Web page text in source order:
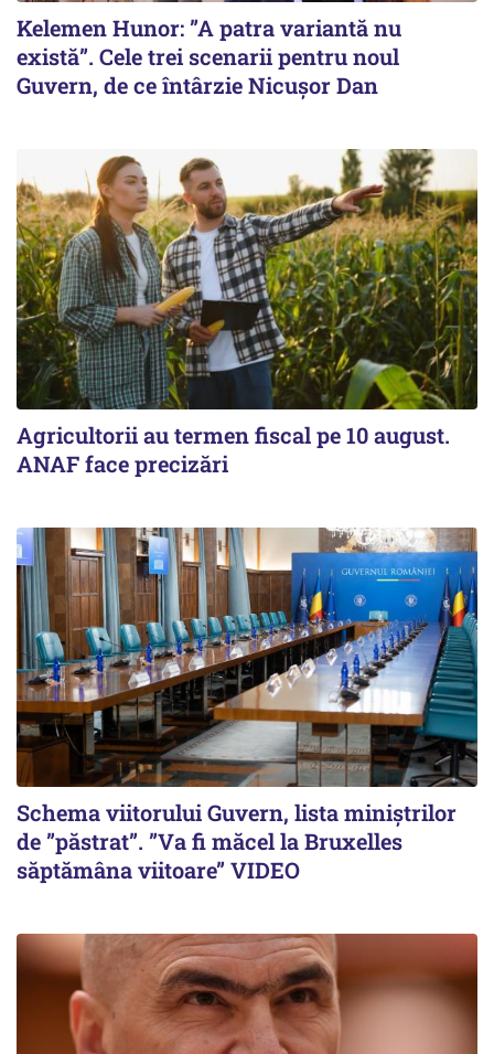
Kelemen Hunor: ”A patra variantă nu
există”. Cele trei scenarii pentru noul
Guvern, de ce întârzie Nicușor Dan
Agricultorii au termen fiscal pe 10 august.
ANAF face precizări
Schema viitorului Guvern, lista miniștrilor
de ”păstrat”. ”Va fi măcel la Bruxelles
săptămâna viitoare” VIDEO